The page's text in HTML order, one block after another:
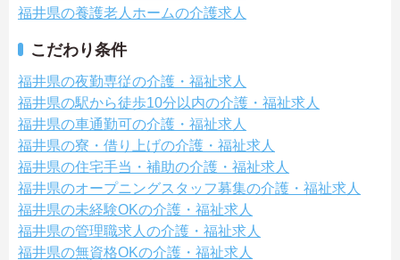
福井県の養護老人ホームの介護求人
こだわり条件
福井県の夜勤専従の介護・福祉求人
福井県の駅から徒歩10分以内の介護・福祉求人
福井県の車通勤可の介護・福祉求人
福井県の寮・借り上げの介護・福祉求人
福井県の住宅手当・補助の介護・福祉求人
福井県のオープニングスタッフ募集の介護・福祉求人
福井県の未経験OKの介護・福祉求人
福井県の管理職求人の介護・福祉求人
福井県の無資格OKの介護・福祉求人